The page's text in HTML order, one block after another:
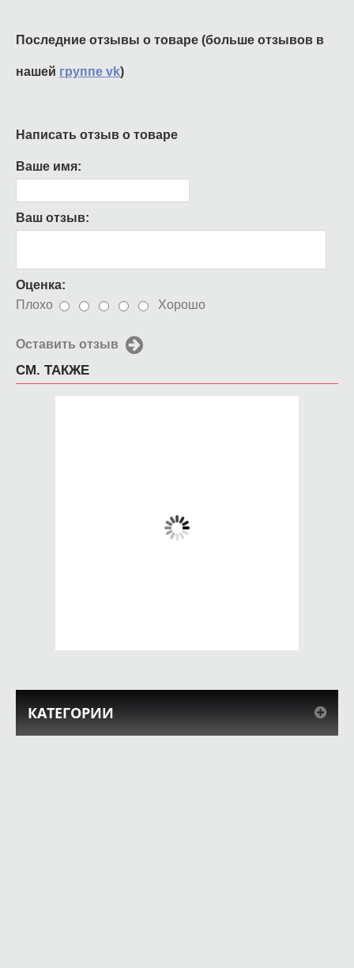
Последние отзывы о товаре (больше отзывов в
нашей группе vk)
Написать отзыв о товаре
Ваше имя:
Ваш отзыв:
Оценка:
Плохо
Хорошо
Оставить отзыв
СМ. ТАКЖЕ
КАТЕГОРИИ